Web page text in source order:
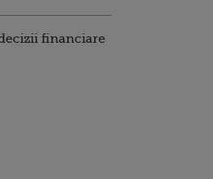
financiare